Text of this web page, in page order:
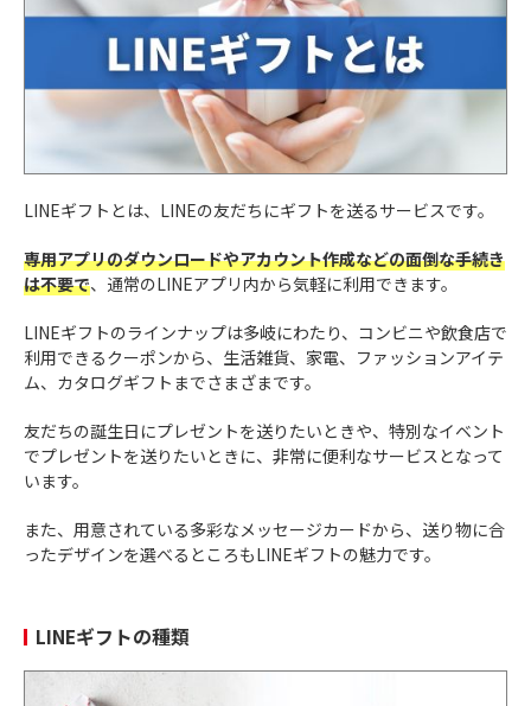
LINEギフトとは、LINEの友だちにギフトを送るサービスです。
専用アプリのダウンロードやアカウント作成などの面倒な手続き
は不要で、通常のLINEアプリ内から気軽に利用できます。
LINEギフトのラインナップは多岐にわたり、コンビニや飲食店で
利用できるクーポンから、生活雑貨、家電、ファッションアイテ
ム、カタログギフトまでさまざまです。
友だちの誕生日にプレゼントを送りたいときや、特別なイベント
でプレゼントを送りたいときに、非常に便利なサービスとなって
います。
また、用意されている多彩なメッセージカードから、送り物に合
ったデザインを選べるところもLINEギフトの魅力です。
LINEギフトの種類